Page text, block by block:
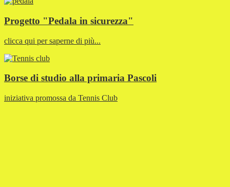
Progetto "Pedala in sicurezza"
clicca qui per saperne di più...
Borse di studio alla primaria Pascoli
iniziativa promossa da Tennis Club